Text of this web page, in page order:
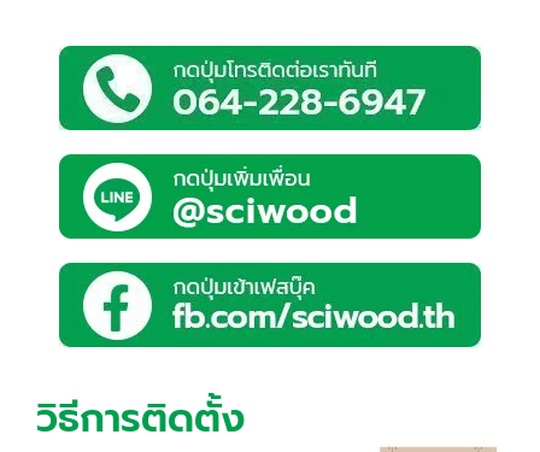
วิธีการติดตั้ง